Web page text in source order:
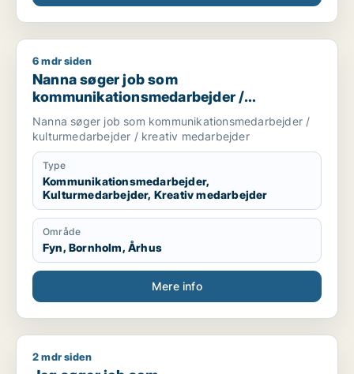
Nanna søger job som kommunikationsmedarbejder /
6 mdr siden
Nanna søger job som
kommunikationsmedarbejder /
kulturmedarbejder / kreativ medarbejder
Nanna søger job som kommunikationsmedarbejder /
kulturmedarbejder / kreativ medarbejder
Type
Kommunikationsmedarbejder,
Kulturmedarbejder, Kreativ medarbejder
Område
Fyn, Bornholm, Århus
Mere info
Jeg søger job som kommunikationsmedarbejder / kreativ
2 mdr siden